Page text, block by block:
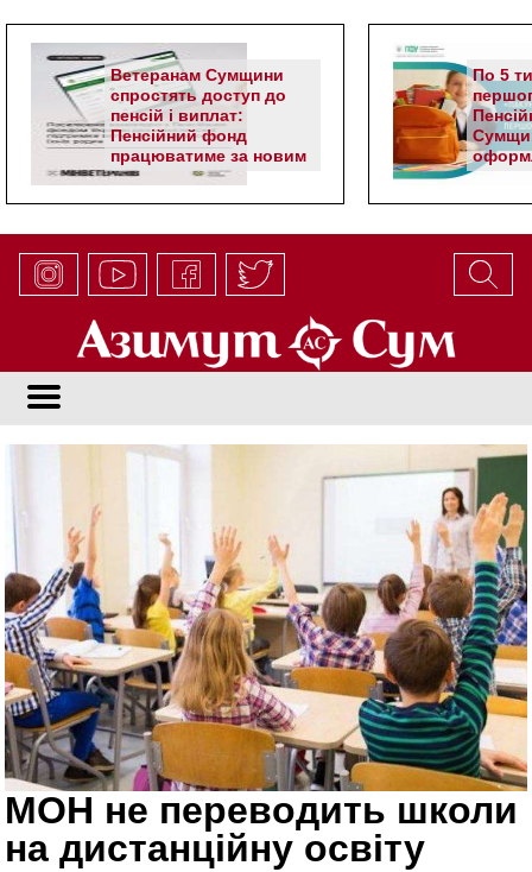
Ветеранам Сумщини
спростять доступ до
пенсій і виплат:
Пенсійний фонд
працюватиме за новим
алгоритмом
По 5
МОН не переводить школи
на дистанційну освіту